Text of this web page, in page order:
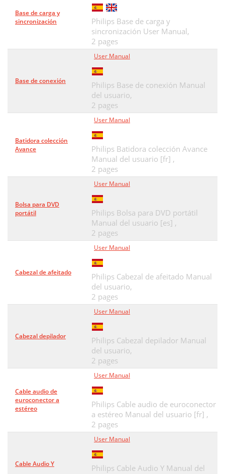
Base de carga y
sincronización
Philips Base de carga y
sincronización User Manual,
2 pages
Base de conexión
User Manual
Philips Base de conexión Manual
del usuario,
2 pages
Batidora colección
Avance
User Manual
Philips Batidora colección Avance
Manual del usuario [fr] ,
2 pages
Bolsa para DVD
portátil
User Manual
Philips Bolsa para DVD portátil
Manual del usuario [es] ,
2 pages
Cabezal de afeitado
User Manual
Philips Cabezal de afeitado Manual
del usuario,
2 pages
Cabezal depilador
User Manual
Philips Cabezal depilador Manual
del usuario,
2 pages
Cable audio de
euroconector a
estéreo
User Manual
Philips Cable audio de euroconector
a estéreo Manual del usuario [fr] ,
2 pages
Cable Audio Y
User Manual
Philips Cable Audio Y Manual del